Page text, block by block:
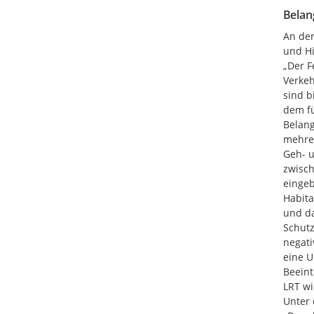
An
und
„Der
sind
dem
Geh-
und
eine
LRT
Unter